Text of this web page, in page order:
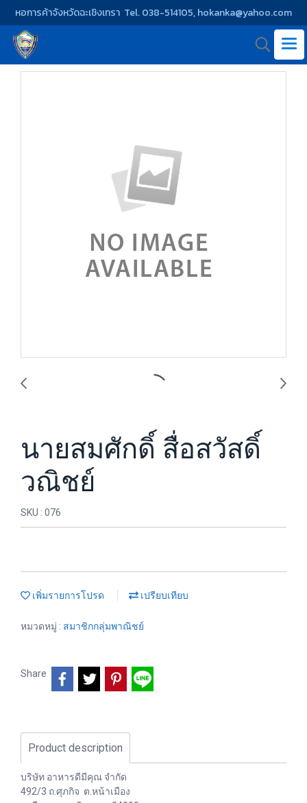
หอการค้าจังหวัดฉะเชิงเทรา Tel. 038-514105, hokanka@yahoo.com
นายสมศักดิ์ สื่อสวัสดิ์
วณิชย์
SKU : 076
เพิ่มรายการโปรด เปรียบเทียบ
หมวดหมู่ : สมาชิกกลุ่มพาณิชย์
Share
Product description
บริษัท อาหารดีมีคุณ จำกัด
492/3 ถ.ศุภกิจ ต.หน้าเมือง